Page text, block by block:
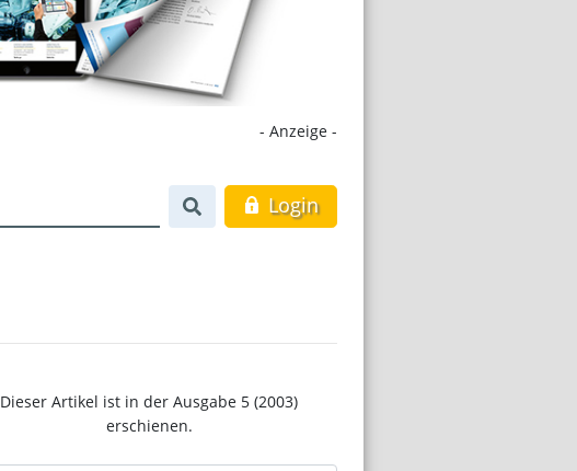
- Anzeige -
Login
Dieser Artikel ist in der Ausgabe 5 (2003)
erschienen.